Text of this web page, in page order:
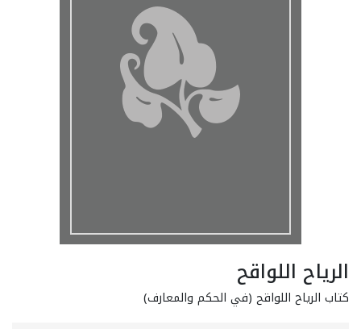
الرياح اللواقح
كتاب الرياح اللواقح (في الحكم والمعارف)